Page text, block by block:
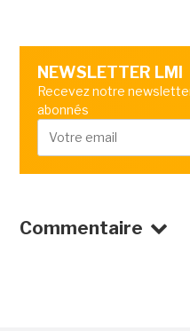
NEWSLETTER LMI
Recevez notre
abonnés
Commentaire